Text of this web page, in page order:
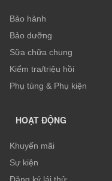
Bảo hành
Bảo dưỡng
Sữa chữa chung
Kiểm tra/triệu hồi
Phụ tùng & Phụ kiện
HOẠT ĐỘNG
Khuyến mãi
Sự kiện